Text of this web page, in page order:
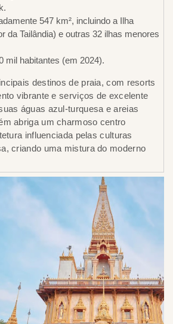
547 km², incluindo a Ilha
da Tailândia) e outras 32 ilhas menores
mil habitantes (em 2024).
destinos de praia, com resorts
vibrante e serviços de excelente
águas azul-turquesa e areias
abriga um charmoso centro
influenciada pelas culturas
criando uma mistura do moderno